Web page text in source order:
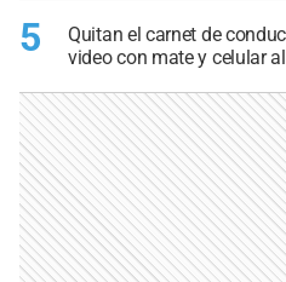
5
Quitan el carnet de
video con mate y celular